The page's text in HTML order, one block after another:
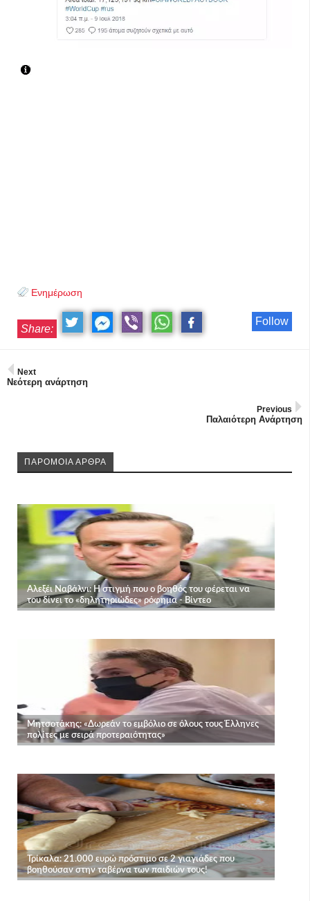
Ενημέρωση
Follow
Share:
Next
Νεότερη ανάρτηση
Previous
Παλαιότερη Ανάρτηση
ΠΑΡΟΜΟΙΑ ΑΡΘΡΑ